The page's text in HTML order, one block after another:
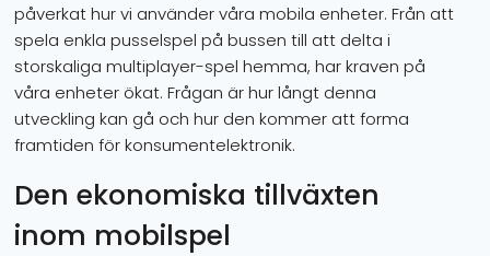
påverkat hur vi använder våra mobila enheter. Från att
spela enkla pusselspel på bussen till att delta i
storskaliga multiplayer-spel hemma, har kraven på
våra enheter ökat. Frågan är hur långt denna
utveckling kan gå och hur den kommer att forma
framtiden för konsumentelektronik.
Den ekonomiska tillväxten
inom mobilspel